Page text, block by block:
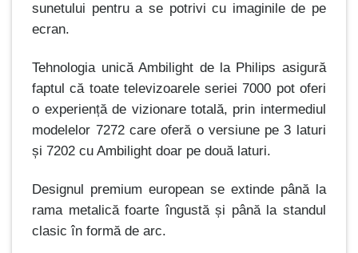
sunetului pentru a se potrivi cu imaginile de pe
ecran.
Tehnologia unică Ambilight de la Philips asigură
faptul că toate televizoarele seriei 7000 pot oferi
o experiență de vizionare totală, prin intermediul
modelelor 7272 care oferă o versiune pe 3 laturi
și 7202 cu Ambilight doar pe două laturi.
Designul premium european se extinde până la
rama metalică foarte îngustă și până la standul
clasic în formă de arc.